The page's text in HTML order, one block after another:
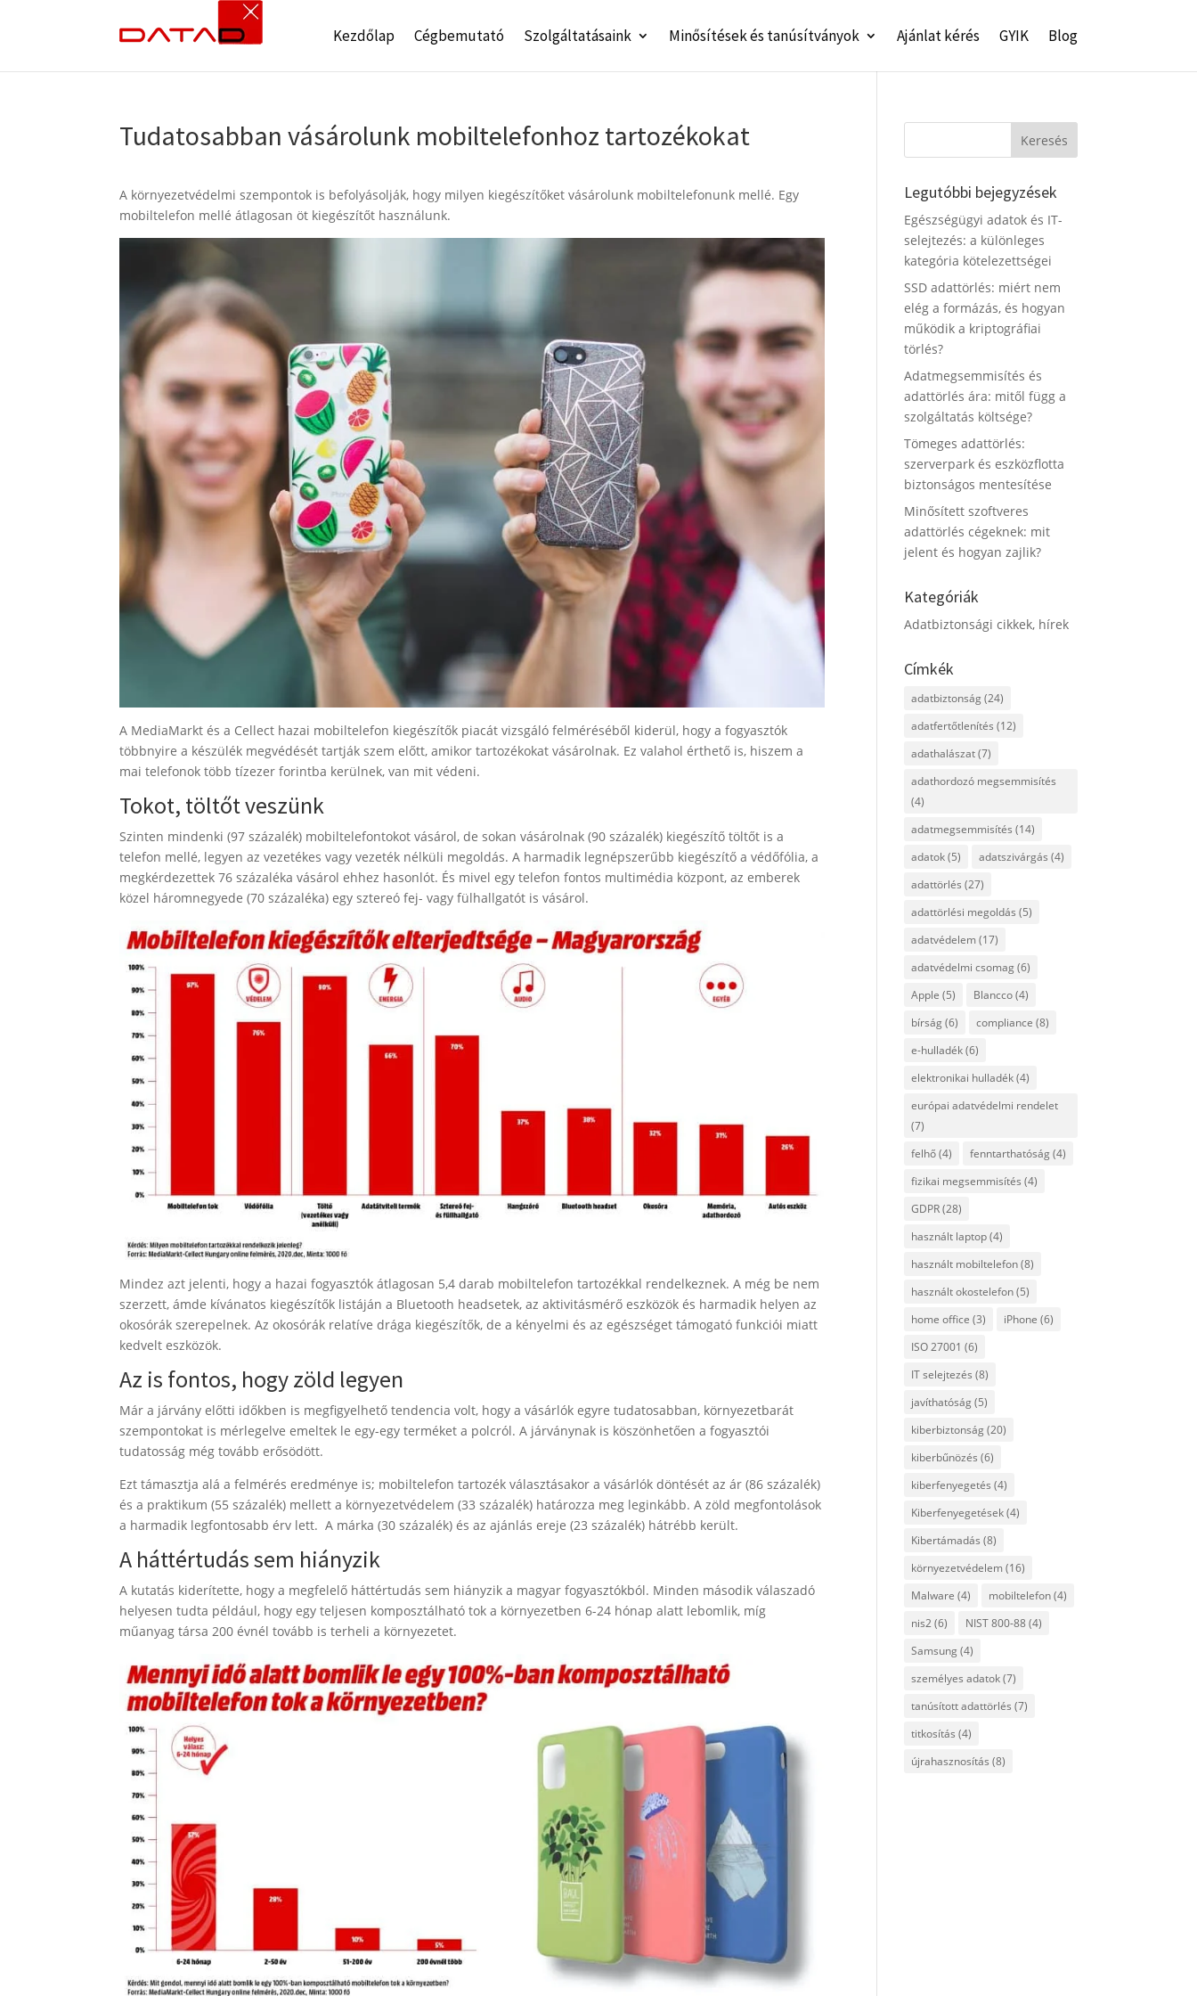
Kezdőlap Cégbemutató Szolgáltatásaink Minősítések és tanúsítványok Ajánlat kérés GYIK Blog
Tudatosabban vásárolunk mobiltelefonhoz tartozékokat
A környezetvédelmi szempontok is befolyásolják, hogy milyen kiegészítőket vásárolunk mobiltelefonunk mellé. Egy
mobiltelefon mellé átlagosan öt kiegészítőt használunk.
A MediaMarkt és a Cellect hazai mobiltelefon kiegészítők piacát vizsgáló felméréséből kiderül, hogy a fogyasztók
többnyire a készülék megvédését tartják szem előtt, amikor tartozékokat vásárolnak. Ez valahol érthető is, hiszem a
mai telefonok több tízezer forintba kerülnek, van mit védeni.
Tokot, töltőt veszünk
Szinten mindenki (97 százalék) mobiltelefontokot vásárol, de sokan vásárolnak (90 százalék) kiegészítő töltőt is a
telefon mellé, legyen az vezetékes vagy vezeték nélküli megoldás. A harmadik legnépszerűbb kiegészítő a védőfólia, a
megkérdezettek 76 százaléka vásárol ehhez hasonlót. És mivel egy telefon fontos multimédia központ, az emberek
közel háromnegyede (70 százaléka) egy sztereó fej- vagy fülhallgatót is vásárol.
Mindez azt jelenti, hogy a hazai fogyasztók átlagosan 5,4 darab mobiltelefon tartozékkal rendelkeznek. A még be nem
szerzett, ámde kívánatos kiegészítők listáján a Bluetooth headsetek, az aktivitásmérő eszközök és harmadik helyen az
okosórák szerepelnek. Az okosórák relatíve drága kiegészítők, de a kényelmi és az egészséget támogató funkciói miatt
kedvelt eszközök.
Az is fontos, hogy zöld legyen
Már a járvány előtti időkben is megfigyelhető tendencia volt, hogy a vásárlók egyre tudatosabban, környezetbarát
szempontokat is mérlegelve emeltek le egy-egy terméket a polcról. A járványnak is köszönhetően a fogyasztói
tudatosság még tovább erősödött.
Ezt támasztja alá a felmérés eredménye is; mobiltelefon tartozék választásakor a vásárlók döntését az ár (86 százalék)
és a praktikum (55 százalék) mellett a környezetvédelem (33 százalék) határozza meg leginkább. A zöld megfontolások
a harmadik legfontosabb érv lett. A márka (30 százalék) és az ajánlás ereje (23 százalék) hátrébb került.
A háttértudás sem hiányzik
A kutatás kiderítette, hogy a megfelelő háttértudás sem hiányzik a magyar fogyasztókból. Minden második válaszadó
helyesen tudta például, hogy egy teljesen komposztálható tok a környezetben 6-24 hónap alatt lebomlik, míg
műanyag társa 200 évnél tovább is terheli a környezetet.
Legutóbbi bejegyzések
Egészségügyi adatok és IT-
selejtezés: a különleges
kategória kötelezettségei
SSD adattörlés: miért nem
elég a formázás, és hogyan
működik a kriptográfiai
törlés?
Adatmegsemmisítés és
adattörlés ára: mitől függ a
szolgáltatás költsége?
Tömeges adattörlés:
szerverpark és eszközflotta
biztonságos mentesítése
Minősített szoftveres
adattörlés cégeknek: mit
jelent és hogyan zajlik?
Kategóriák
Adatbiztonsági cikkek, hírek
Címkék
adatbiztonság(24)
adatfertőtlenítés (12)
adathalászat(7)
adathordozó megsemmisítés
(4)
adatmegsemmisítés (14)
adatok(5) adatszivárgás (4)
adattörlés (27)
adattörlési megoldás (5)
adatvédelem(17)
adatvédelmi csomag(6)
Apple (5) Blancco(4)
bírság(6) compliance (8)
e-hulladék(6)
elektronikai hulladék(4)
európai adatvédelmi rendelet
(7)
felhő(4) fenntarthatóság(4)
fizikai megsemmisítés (4)
GDPR(28)
használt laptop(4)
használt mobiltelefon(8)
használt okostelefon(5)
home office (3) iPhone (6)
ISO 27001 (6)
IT selejtezés (8)
javíthatóság(5)
kiberbiztonság(20)
kiberbűnözés (6)
kiberfenyegetés (4)
Kiberfenyegetések(4)
Kibertámadás (8)
környezetvédelem(16)
Malware (4) mobiltelefon(4)
nis2(6) NIST 800-88(4)
Samsung(4)
személyes adatok(7)
tanúsított adattörlés (7)
titkosítás (4)
újrahasznosítás (8)